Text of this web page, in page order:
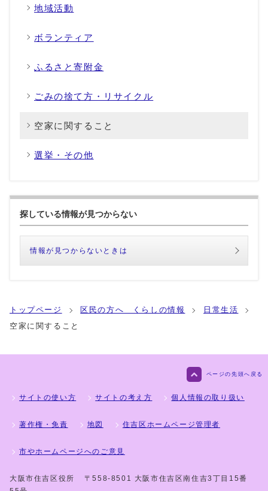
地域活動
ボランティア
ふるさと寄附金
ごみの捨て方・リサイクル
空家に関すること
選挙・その他
探している情報が見つからない
情報が見つからないときは
トップページ 区民の方へ くらしの情報
日常生活
空家に関すること
ページの先頭へ戻る
サイトの使い方 サイトの考え方 個人情報の取り扱い
著作権・免責 地図 住吉区ホームページ管理者
市やホームページへのご意見
大阪市住吉区役所
〒558-8501 大阪市住吉区南住吉3丁目15番